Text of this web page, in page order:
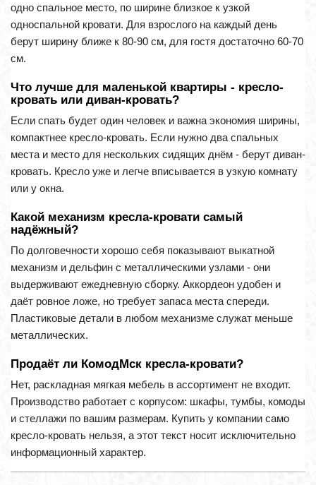
одно спальное место, по ширине близкое к узкой
односпальной кровати. Для взрослого на каждый день
берут ширину ближе к 80-90 см, для гостя достаточно 60-70
см.
Что лучше для маленькой квартиры - кресло-
кровать или диван-кровать?
Если спать будет один человек и важна экономия ширины,
компактнее кресло-кровать. Если нужно два спальных
места и место для нескольких сидящих днём - берут диван-
кровать. Кресло уже и легче вписывается в узкую комнату
или у окна.
Какой механизм кресла-кровати самый
надёжный?
По долговечности хорошо себя показывают выкатной
механизм и дельфин с металлическими узлами - они
выдерживают ежедневную сборку. Аккордеон удобен и
даёт ровное ложе, но требует запаса места спереди.
Пластиковые детали в любом механизме служат меньше
металлических.
Продаёт ли КомодМск кресла-кровати?
Нет, раскладная мягкая мебель в ассортимент не входит.
Производство работает с корпусом: шкафы, тумбы, комоды
и стеллажи по вашим размерам. Купить у компании само
кресло-кровать нельзя, а этот текст носит исключительно
информационный характер.